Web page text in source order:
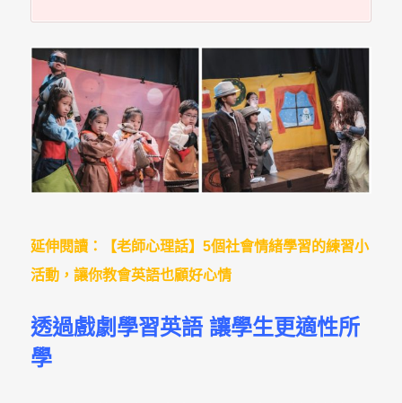
延伸閱讀：【老師心理話】5個社會情緒學習的練習小
活動，讓你教會英語也顧好心情
透過戲劇學習英語 讓學生更適性所
學